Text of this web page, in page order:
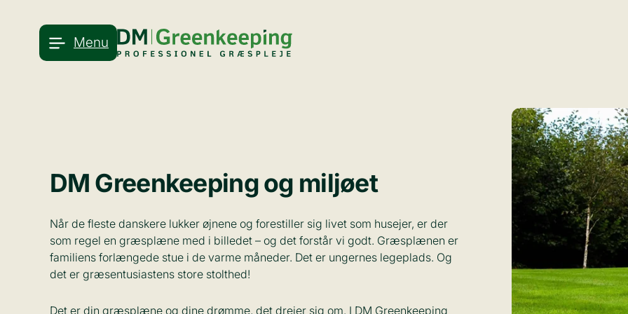
Menu
Menu
DM Greenkeeping og miljøet
Når de fleste danskere lukker øjnene og forestiller sig livet som husejer, er der
som regel en græsplæne med i billedet – og det forstår vi godt. Græsplænen er
familiens forlængede stue i de varme måneder. Det er ungernes legeplads. Og
det er græsentusiastens store stolthed!
Det er din græsplæne og dine drømme, det drejer sig om. I DM Greenkeeping